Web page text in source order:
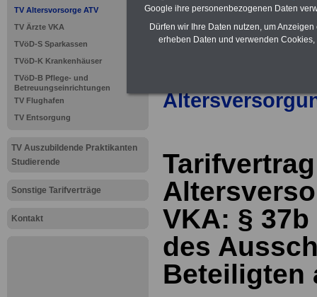
TV Altersvorsorge ATV
TV Ärzte VKA
TVöD-S Sparkassen
TVöD-K Krankenhäuser
TVöD-B Pflege- und
Betreuungseinrichtungen
TV Flughafen
TV Entsorgung
TV Auszubildende Praktikanten
Studierende
Sonstige Tarifverträge
Kontakt
Tarifvertrag
VKA: § 37b
des
Beteiligten
Google ihre personenbezogenen Daten
Dürfen wir Ihre Daten nutzen, um
erheben Daten und verwenden